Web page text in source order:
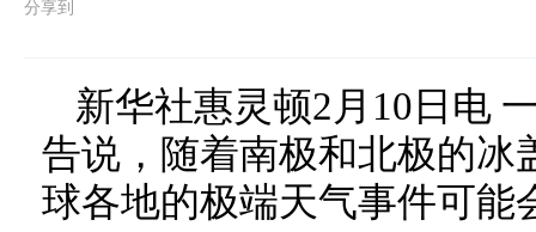
分享到
新华社惠灵顿2月10日电
告说，随着南极和北极的冰
球各地的极端天气事件可能